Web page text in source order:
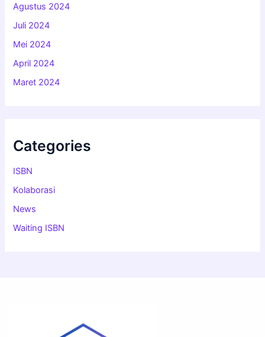
Agustus 2024
Juli 2024
Mei 2024
April 2024
Maret 2024
Categories
ISBN
Kolaborasi
News
Waiting ISBN